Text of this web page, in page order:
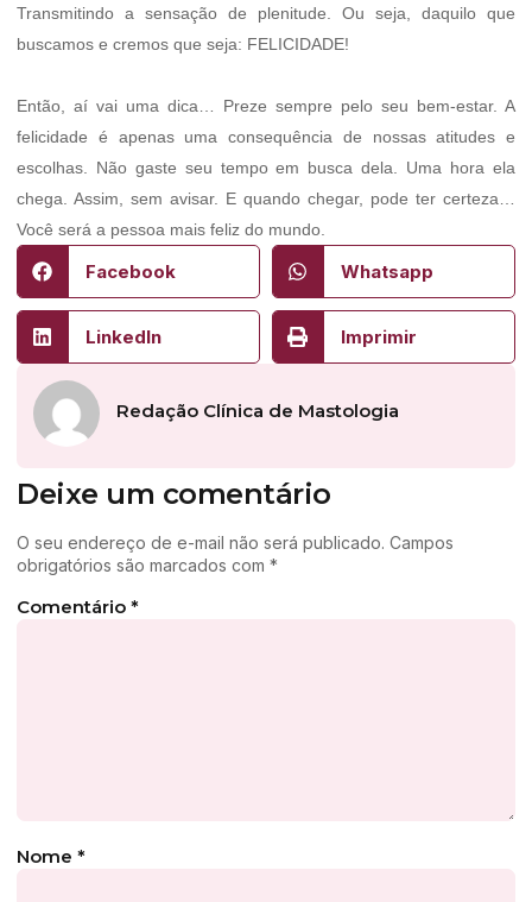
Transmitindo a sensação de plenitude. Ou seja, daquilo que
buscamos e cremos que seja: FELICIDADE!
Então, aí vai uma dica… Preze sempre pelo seu bem-estar. A
felicidade é apenas uma consequência de nossas atitudes e
escolhas. Não gaste seu tempo em busca dela. Uma hora ela
chega. Assim, sem avisar. E quando chegar, pode ter certeza…
Você será a pessoa mais feliz do mundo.
Facebook Whatsapp
LinkedIn Imprimir
Redação Clínica de Mastologia
Deixe um comentário
O seu endereço de e-mail não será publicado. Campos
obrigatórios são marcados com *
Comentário *
Nome *